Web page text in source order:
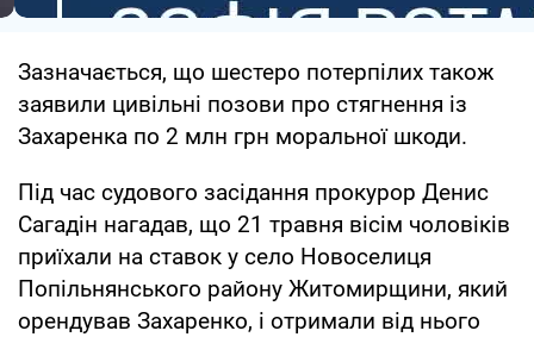
Зазначається, що шестеро потерпілих також
заявили цивільні позови про стягнення із
Захаренка по 2 млн грн моральної шкоди.
Під час судового засідання прокурор Денис
Сагадін нагадав, що 21 травня вісім чоловіків
приїхали на ставок у село Новоселиця
Попільнянського району Житомирщини, який
орендував Захаренко, і отримали від нього